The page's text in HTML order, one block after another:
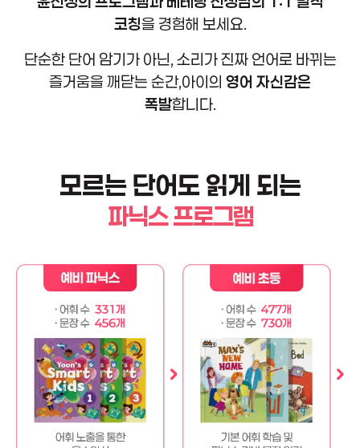
코칭을 경험해 보세요.
단순한 단어 암기가 아닌, 소리가 진짜 언어로 바뀌는
즐거움을 깨닫는 순간,아이의 영어 자신감은
폭발합니다.
모르는 단어도 읽게 되는
파닉스 프로그램